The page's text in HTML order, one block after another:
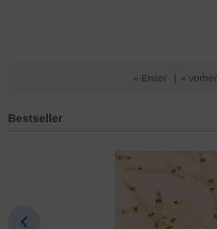
« Erster «
Bestseller